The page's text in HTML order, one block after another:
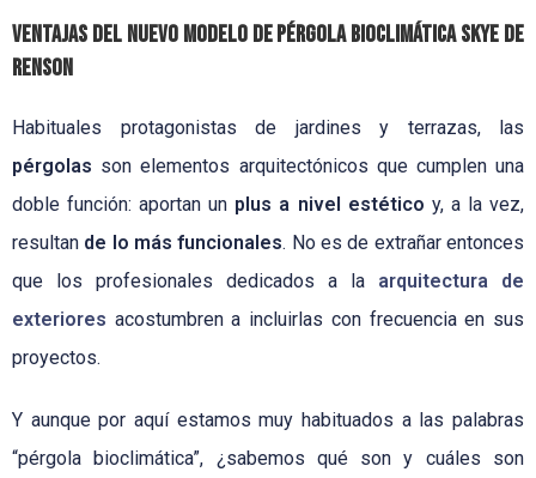
Ventajas del nuevo modelo de pérgola bioclimática Skye de
Renson
Habituales protagonistas de jardines y terrazas, las
pérgolas son elementos arquitectónicos que cumplen una
doble función: aportan un plus a nivel estético y, a la vez,
resultan de lo más funcionales. No es de extrañar entonces
que los profesionales dedicados a la arquitectura de
exteriores acostumbren a incluirlas con frecuencia en sus
proyectos.
Y aunque por aquí estamos muy habituados a las palabras
“pérgola bioclimática”, ¿sabemos qué son y cuáles son